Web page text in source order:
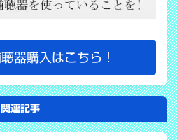
器購入はこちら！
関連記事